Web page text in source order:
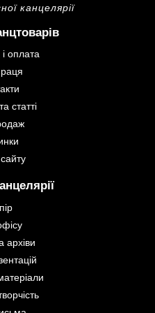
канцелярії
оплата
статті
архіви